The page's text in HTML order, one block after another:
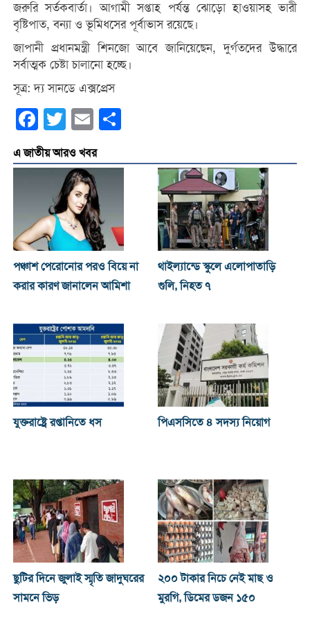
জরুরি সর্তকবার্তা। আগামী সপ্তাহ পর্যন্ত ঝোড়ো হাওয়াসহ ভারী
বৃষ্টিপাত, বন্যা ও ভূমিধসের পূর্বাভাস রয়েছে।
জাপানী প্রধানমন্ত্রী শিনজো আবে জানিয়েছেন, দুর্গতদের উদ্ধারে
সর্বাত্মক চেষ্টা চালানো হচ্ছে।
সূত্র: দ্য সানডে এক্সপ্রেস
Facebook
Twitter Email
এ জাতীয় আরও খবর
পঞ্চাশ পেরোনোর পরও বিয়ে না
করার কারণ জানালেন আমিশা
থাইল্যান্ডে স্কুলে এলোপাতাড়ি
গুলি, নিহত ৭
যুক্তরাষ্ট্রে রপ্তানিতে ধস পিএসসিতে ৪ সদস্য নিয়োগ
ছুটির দিনে জুলাই স্মৃতি জাদুঘরের
সামনে ভিড়
২০০ টাকার নিচে নেই মাছ ও
মুরগি, ডিমের ডজন ১৫০